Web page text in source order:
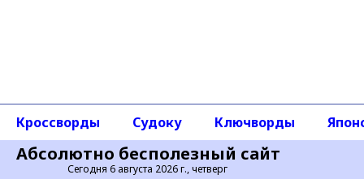
Абсолютно бесполезный сайт
Сегодня 6 августа 2026 г., четверг
Кроссворды Судоку Ключворды